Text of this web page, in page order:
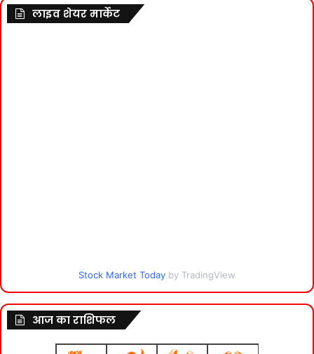
लाइव शेयर मार्केट
Stock Market Today by TradingView
आज का राशिफल